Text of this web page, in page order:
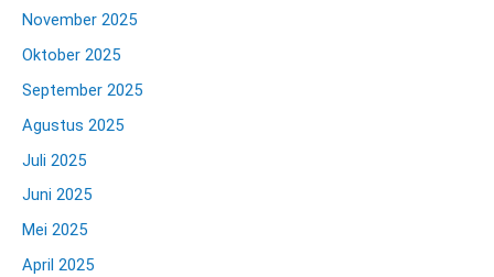
November 2025
Oktober 2025
September 2025
Agustus 2025
Juli 2025
Juni 2025
Mei 2025
April 2025